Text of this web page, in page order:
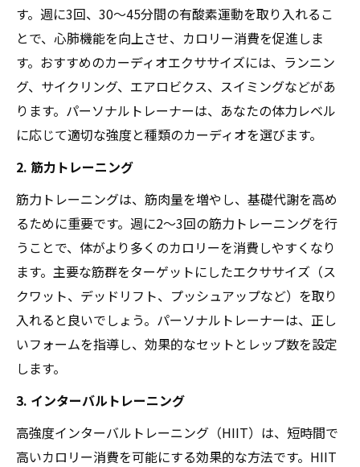
す。週に3回、30〜45分間の有酸素運動を取り入れるこ
とで、心肺機能を向上させ、カロリー消費を促進しま
す。おすすめのカーディオエクササイズには、ランニン
グ、サイクリング、エアロビクス、スイミングなどがあ
ります。パーソナルトレーナーは、あなたの体力レベル
に応じて適切な強度と種類のカーディオを選びます。
2. 筋力トレーニング
筋力トレーニングは、筋肉量を増やし、基礎代謝を高め
るために重要です。週に2〜3回の筋力トレーニングを行
うことで、体がより多くのカロリーを消費しやすくなり
ます。主要な筋群をターゲットにしたエクササイズ（ス
クワット、デッドリフト、プッシュアップなど）を取り
入れると良いでしょう。パーソナルトレーナーは、正し
いフォームを指導し、効果的なセットとレップ数を設定
します。
3. インターバルトレーニング
高強度インターバルトレーニング（HIIT）は、短時間で
高いカロリー消費を可能にする効果的な方法です。HIIT